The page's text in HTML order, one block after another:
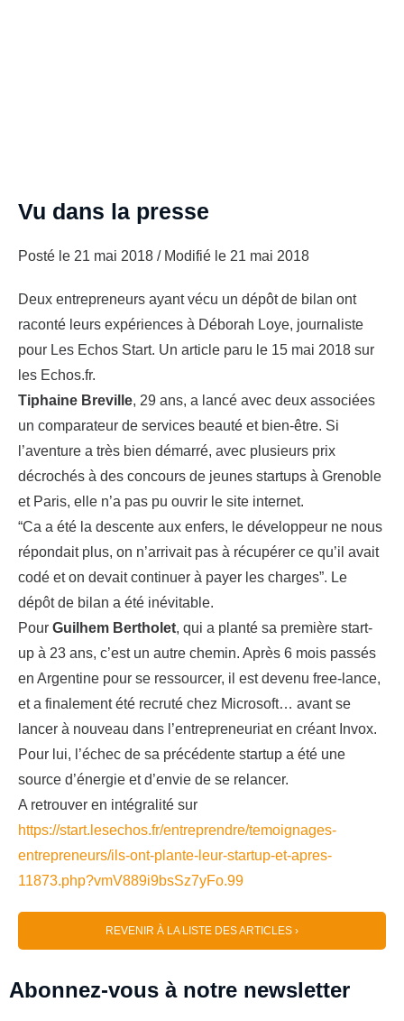
Vu dans la presse
Posté le 21 mai 2018 / Modifié le 21 mai 2018
Deux entrepreneurs ayant vécu un dépôt de bilan ont
raconté leurs expériences à Déborah Loye, journaliste
pour Les Echos Start. Un article paru le 15 mai 2018 sur
les Echos.fr.
Tiphaine Breville, 29 ans, a lancé avec deux associées
un comparateur de services beauté et bien-être. Si
l’aventure a très bien démarré, avec plusieurs prix
décrochés à des concours de jeunes startups à Grenoble
et Paris, elle n’a pas pu ouvrir le site internet.
“Ca a été la descente aux enfers, le développeur ne nous
répondait plus, on n’arrivait pas à récupérer ce qu’il avait
codé et on devait continuer à payer les charges”. Le
dépôt de bilan a été inévitable.
Pour Guilhem Bertholet, qui a planté sa première start-
up à 23 ans, c’est un autre chemin. Après 6 mois passés
en Argentine pour se ressourcer, il est devenu free-lance,
et a finalement été recruté chez Microsoft… avant se
lancer à nouveau dans l’entrepreneuriat en créant Invox.
Pour lui, l’échec de sa précédente startup a été une
source d’énergie et d’envie de se relancer.
A retrouver en intégralité sur
https://start.lesechos.fr/entreprendre/temoignages-
entrepreneurs/ils-ont-plante-leur-startup-et-apres-
11873.php?vmV889i9bsSz7yFo.99
REVENIR À LA LISTE DES ARTICLES ›
Abonnez-vous à notre newsletter